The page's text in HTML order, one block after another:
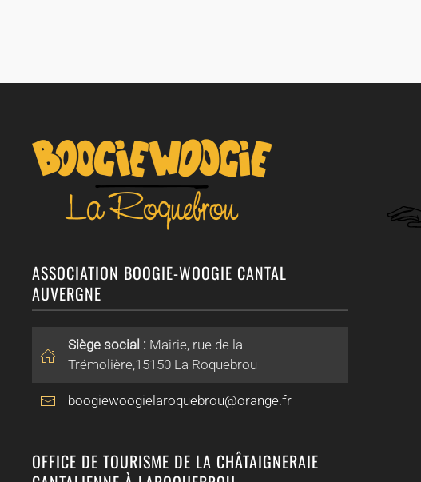
ASSOCIATION BOOGIE-WOOGIE CANTAL
AUVERGNE
Siège social : Mairie, rue de la
Trémolière,15150 La Roquebrou
boogiewoogielaroquebrou@orange.fr
OFFICE DE TOURISME DE LA CHÂTAIGNERAIE